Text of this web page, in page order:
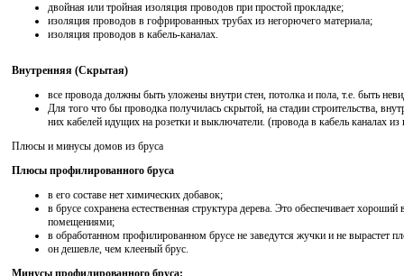
двойная или тройная изоляция проводов при простой прокладке;
изоляция проводов в гофрированных трубах из негорючего материала;
изоляция проводов в кабель-каналах.
Внутренняя (Скрытая)
все провода должны быть уложены внутри стен, потолка и пола, т.е. быть
Для того что бы проводка получилась скрытой, на стадии строительства,
них кабелей идущих на розетки и выключатели. (провода в кабель каналах
Плюсы и минусы домов из бруса
Плюсы профилированного бруса
в его составе нет химических добавок;
в брусе сохранена естественная структура дерева. Это обеспечивает
помещениями;
в обработанном профилированном брусе не заведутся жучки и не вырастет
он дешевле, чем клееный брус.
Минусы профилированного бруса: